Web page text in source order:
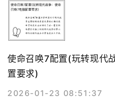
使命召唤7配置(玩转现代
置要求)
2026-01-23 08:51:37